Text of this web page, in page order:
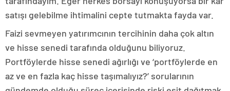
satışı gelebilme ihtimalini cepte tutmakta fayda var.
Faizi sevmeyen yatırımcının tercihinin daha çok altın
ve hisse senedi tarafında olduğunu biliyoruz.
Portföylerde hisse senedi ağırlığı ve ‘portföylerde en
az ve en fazla kaç hisse taşımalıyız?’ sorularının